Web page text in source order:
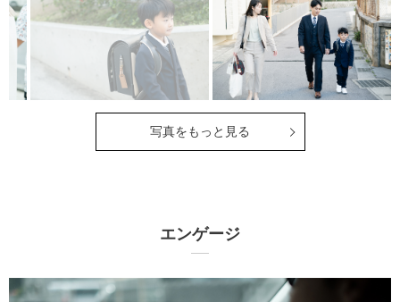
写真をもっと見る
エンゲージ